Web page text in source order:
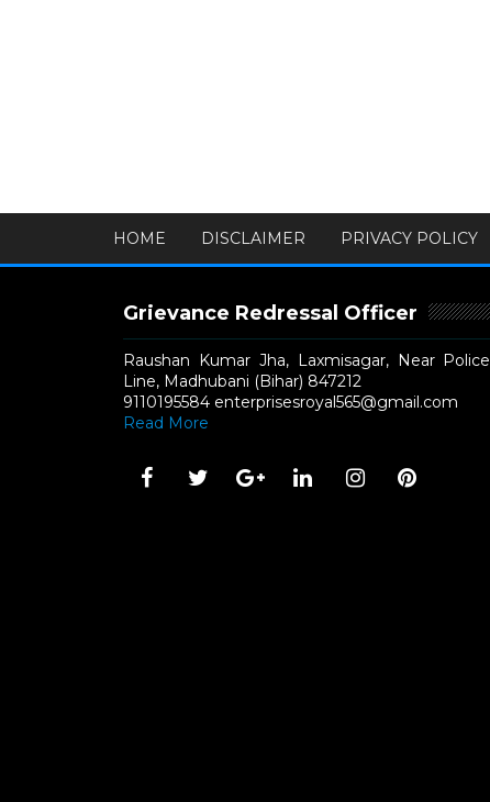
HOME DISCLAIMER PRIVACY POLICY
Grievance Redressal Officer
Raushan Kumar Jha, Laxmisagar, Near Police
Line, Madhubani (Bihar) 847212
9110195584 enterprisesroyal565@gmail.com
Read More